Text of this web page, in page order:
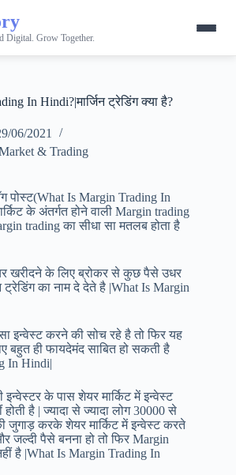
Digital. Grow Together.
In Hindi?|मार्जिन ट्रेडिंग क्या है?
06/2021
& Trading
पोस्ट(What Is Margin Trading In
के अंतर्गत होने वाली Margin trading
trading का सीधा सा मतलब होता है
खरीदने के लिए ब्रोकर से कुछ पैसे उधर
ट्रेडिंग का नाम दे देते है |What Is Margin
इन्वेस्ट करने की सोच रहे है तो फिर यह
ही फायदेमंद साबित हो सकती है
In Hindi|
के पास शेयर मार्किट में इन्वेस्ट
है | ज्यादा से ज्यादा लोग 30000 से
करके शेयर मार्किट में इन्वेस्ट करते
जल्दी पैसे बनना हो तो फिर Margin
है |What Is Margin Trading In